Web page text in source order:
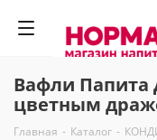
Вафли Папита
цветным
Главная - Каталог -